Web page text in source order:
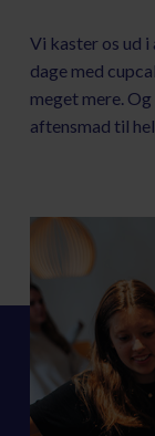
Vi kaster os ud
dage med
meget mere.
aftensmad til